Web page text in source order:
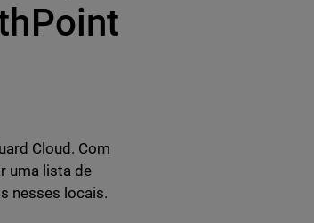
Cloud. Com
uma lista de
nesses locais.